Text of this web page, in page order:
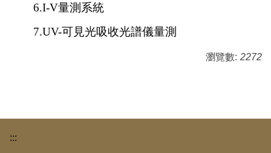
6.I-V量測系統
7.UV-可見光吸收光譜儀量測
瀏覽數: 2272
:::